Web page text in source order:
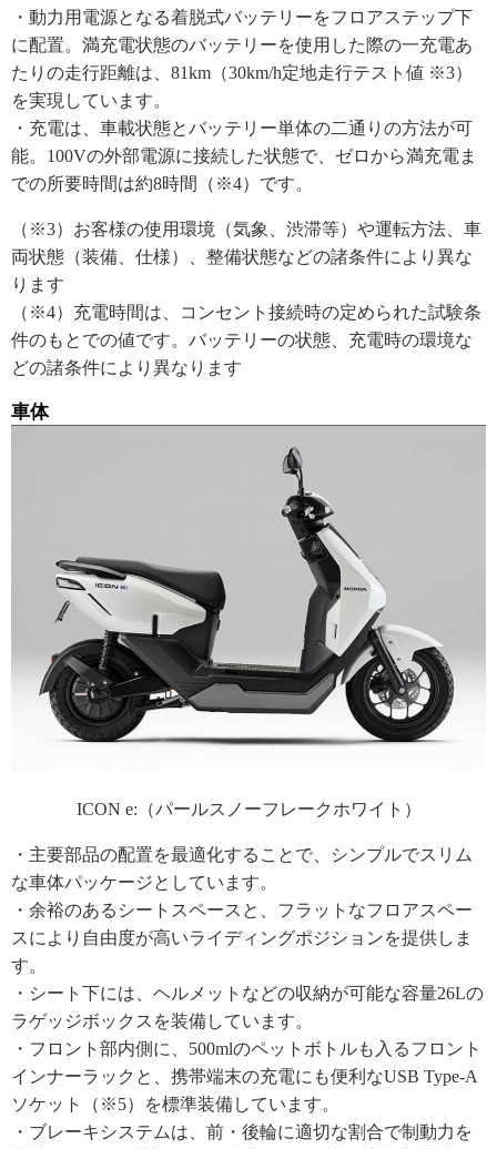
・動力用電源となる着脱式バッテリーをフロアステップ下
に配置。満充電状態のバッテリーを使用した際の一充電あ
たりの走行距離は、81km（30km/h定地走行テスト値 ※3）
を実現しています。
・充電は、車載状態とバッテリー単体の二通りの方法が可
能。100Vの外部電源に接続した状態で、ゼロから満充電ま
での所要時間は約8時間（※4）です。
（※3）お客様の使用環境（気象、渋滞等）や運転方法、車
両状態（装備、仕様）、整備状態などの諸条件により異な
ります
（※4）充電時間は、コンセント接続時の定められた試験条
件のもとでの値です。バッテリーの状態、充電時の環境な
どの諸条件により異なります
車体
ICON e:（パールスノーフレークホワイト）
・主要部品の配置を最適化することで、シンプルでスリム
な車体パッケージとしています。
・余裕のあるシートスペースと、フラットなフロアスペー
スにより自由度が高いライディングポジションを提供しま
す。
・シート下には、ヘルメットなどの収納が可能な容量26Lの
ラゲッジボックスを装備しています。
・フロント部内側に、500mlのペットボトルも入るフロント
インナーラックと、携帯端末の充電にも便利なUSB Type-A
ソケット（※5）を標準装備しています。
・ブレーキシステムは、前・後輪に適切な割合で制動力を